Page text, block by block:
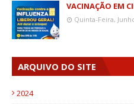
VACINAÇÃO EM
Quinta-Feira,
ARQUIVO DO SITE
2024